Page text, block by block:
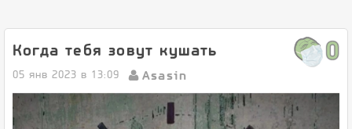
Когда тебя зовут кушать 0
05 янв 2023 в 13:09 Asasin